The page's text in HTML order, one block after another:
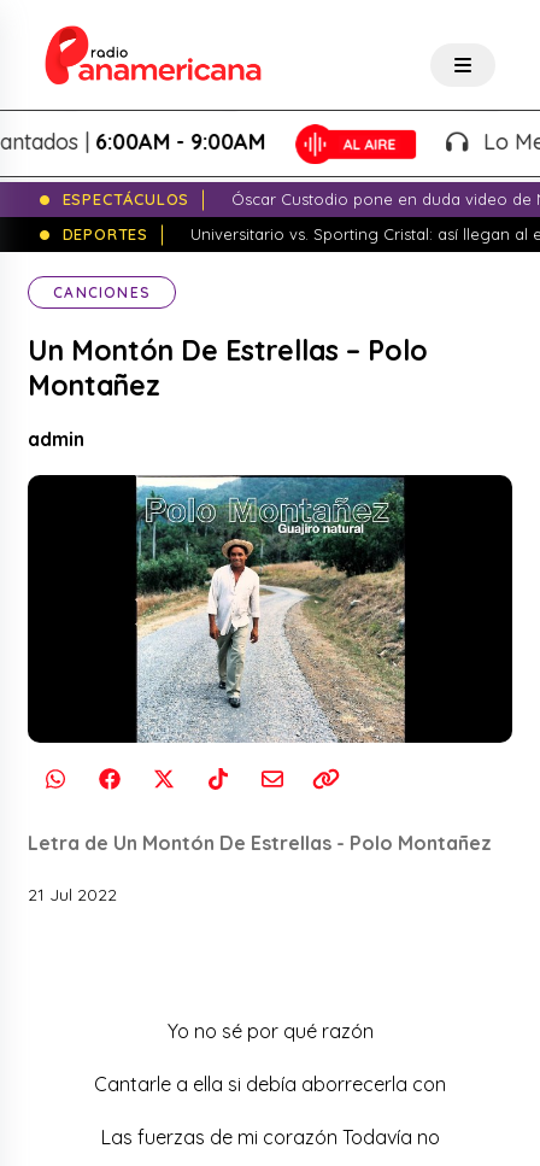
|6:00AM - 9:00AM Lo Mejor
ESPECTÁCULOS
Óscar Custodio pone en duda video de
DEPORTES
Universitario vs. Sporting Cristal: así llegan al
CANCIONES
Un Montón De Estrellas – Polo
Montañez
admin
Letra de Un Montón De Estrellas - Polo Montañez
21 Jul 2022
Yo no sé por qué razón
Cantarle a ella si debía aborrecerla con
Las fuerzas de mi corazón Todavía no